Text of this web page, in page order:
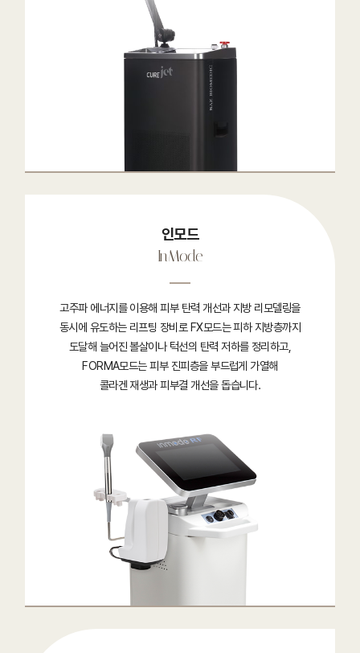
인모드
InMode
고주파 에너지를 이용해 피부 탄력 개선과 지방 리모델링을
동시에 유도하는 리프팅 장비로 FX모드는 피하 지방층까지
도달해 늘어진 볼살이나 턱선의 탄력 저하를 정리하고,
FORMA모드는 피부 진피층을 부드럽게 가열해
콜라겐 재생과 피부결 개선을 돕습니다.